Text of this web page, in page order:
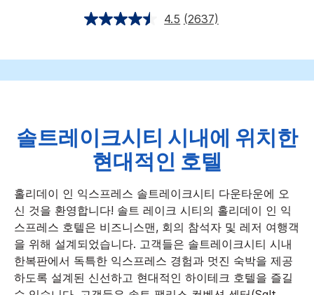
4.5 (2637)
솔트레이크시티 시내에 위치한
현대적인 호텔
홀리데이 인 익스프레스 솔트레이크시티 다운타운에 오
신 것을 환영합니다! 솔트 레이크 시티의 홀리데이 인 익
스프레스 호텔은 비즈니스맨, 회의 참석자 및 레저 여행객
을 위해 설계되었습니다. 고객들은 솔트레이크시티 시내
한복판에서 독특한 익스프레스 경험과 멋진 숙박을 제공
하도록 설계된 신선하고 현대적인 하이테크 호텔을 즐길